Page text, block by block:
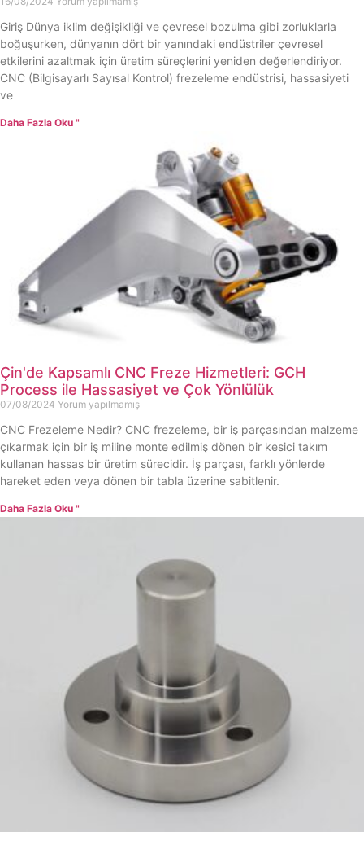
Giriş Dünya iklim değişikliği ve çevresel bozulma gibi zorluklarla
boğuşurken, dünyanın dört bir yanındaki endüstriler çevresel
etkilerini azaltmak için üretim süreçlerini yeniden değerlendiriyor.
CNC (Bilgisayarlı Sayısal Kontrol) frezeleme endüstrisi, hassasiyeti
ve
Daha Fazla Oku "
Çin'de Kapsamlı CNC Freze Hizmetleri: GCH
Process ile Hassasiyet ve Çok Yönlülük
07/08/2024 Yorum yapılmamış
CNC Frezeleme Nedir? CNC frezeleme, bir iş parçasından malzeme
çıkarmak için bir iş miline monte edilmiş dönen bir kesici takım
kullanan hassas bir üretim sürecidir. İş parçası, farklı yönlerde
hareket eden veya dönen bir tabla üzerine sabitlenir.
Daha Fazla Oku "